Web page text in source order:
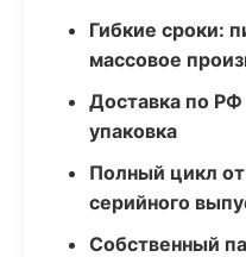
Гибкие сроки:
массовое
Доставка по
упаковка
Полный цикл
серийного
Собственный